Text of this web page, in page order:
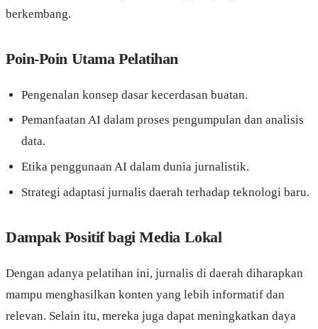
berkembang.
Poin-Poin Utama Pelatihan
Pengenalan konsep dasar kecerdasan buatan.
Pemanfaatan AI dalam proses pengumpulan dan analisis
data.
Etika penggunaan AI dalam dunia jurnalistik.
Strategi adaptasi jurnalis daerah terhadap teknologi baru.
Dampak Positif bagi Media Lokal
Dengan adanya pelatihan ini, jurnalis di daerah diharapkan
mampu menghasilkan konten yang lebih informatif dan
relevan. Selain itu, mereka juga dapat meningkatkan daya